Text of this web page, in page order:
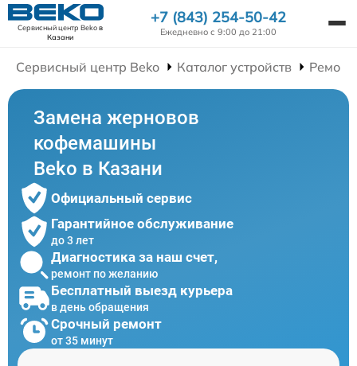
Сервисный центр Bekoв
Казани
+7 (843) 254-50-42
Ежедневно с 9:00 до 21:00
Сервисный центр Beko Каталог устройств
Замена жерновов
кофемашины
Beko в Казани
Официальный сервис
Гарантийное обслуживание
до 3 лет
Диагностика за наш счет,
ремонт по желанию
Бесплатный выезд курьера
в день обращения
Срочный ремонт
от 35 минут